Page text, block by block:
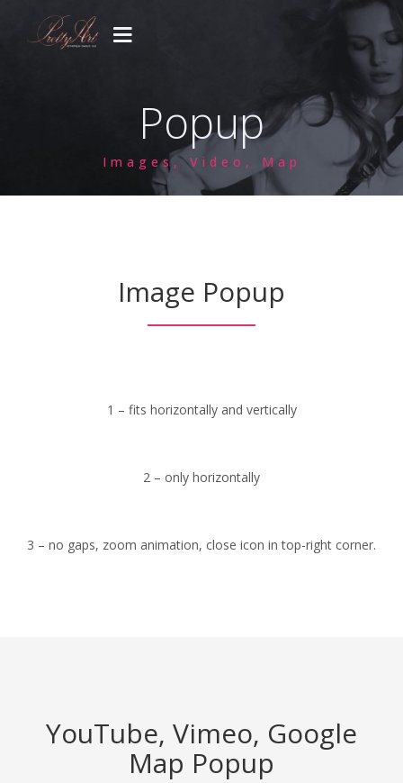
Popup
Images, Video, Map
Image Popup
1 – fits horizontally and vertically
2 – only horizontally
3 – no gaps, zoom animation, close icon in top-right corner.
YouTube, Vimeo, Google
Map Popup